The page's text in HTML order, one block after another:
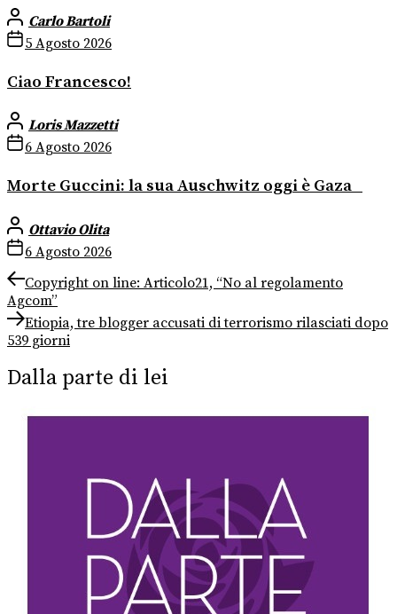
Carlo Bartoli
5 Agosto 2026
Ciao Francesco!
Loris Mazzetti
6 Agosto 2026
Morte Guccini: la sua Auschwitz oggi è Gaza
Ottavio Olita
6 Agosto 2026
Navigazione
articoli
Previous
post:
Copyright on line: Articolo21, “No al regolamento
Agcom”
Next
post:
Etiopia, tre blogger accusati di terrorismo rilasciati dopo
539 giorni
Dalla parte di lei